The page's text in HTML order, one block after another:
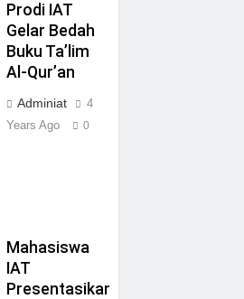
Prodi IAT
Gelar Bedah
Buku Ta’lim
Al-Qur’an
Adminiat
4
Years Ago
0
Mahasiswa
IAT
Presentasikan